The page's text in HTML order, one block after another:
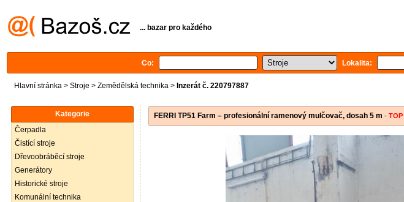
... bazar pro každého
Co: Lokalita:
Hlavní stránka > Stroje > Zemědělská technika > Inzerát č. 220797887
Kategorie
Čerpadla
Čistící stroje
Dřevoobráběcí stroje
Generátory
Historické stroje
Komunální technika
FERRI TP51 Farm – profesionální ramenový mulčovač, dosah 5 m - TOP